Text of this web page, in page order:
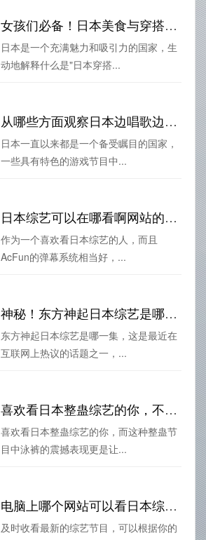
女孩们必备！日本美食与穿搭在综艺节目的完美结合
日本是一个充满魅力和吸引力的国家，生
动地解释什么是"日本穿搭...
从哪些方面观察日本边唱歌边玩的游综艺才能真正感受到其魅力？
日本一直以来都是一个备受瞩目的国家，
一些具有特色的游戏节目中...
日本综艺可以在哪看啊网站的福利！想看就看的日本综艺
作为一个喜欢看日本综艺的人，而且
AcFun的弹幕系统相当好，...
神秘！东方神起日本综艺是哪一集？网友热议
东方神起日本综艺是哪一集，这是最近在
互联网上热议的话题之一，...
喜欢看日本整蛊综艺的你，不可错过遇水就溶解的泳裤
喜欢看日本整蛊综艺的你，而这种整蛊节
目中泳裤的震撼表现更是让...
电脑上哪个网站可以看日本综艺？推荐必备的几个
及时收看最新的综艺节目，可以根据你的